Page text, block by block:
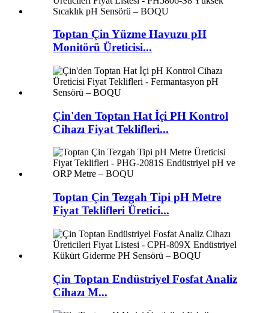
Toptan Çin Yüzme Havuzu pH
Monitörü Üreticisi...
Çin'den Toptan Hat İçi PH Kontrol
Cihazı Fiyat Teklifleri...
Toptan Çin Tezgah Tipi pH Metre
Fiyat Teklifleri Üretici...
Çin Toptan Endüstriyel Fosfat Analiz
Cihazı M...